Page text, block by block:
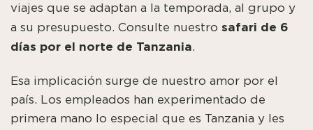
viajes que se adaptan a la temporada, al grupo y
a su presupuesto. Consulte nuestro safari de 6
días por el norte de Tanzania.
Esa implicación surge de nuestro amor por el
país. Los empleados han experimentado de
primera mano lo especial que es Tanzania y les